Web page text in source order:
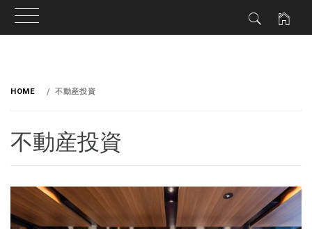
HOME 不動産投資
不動産投資